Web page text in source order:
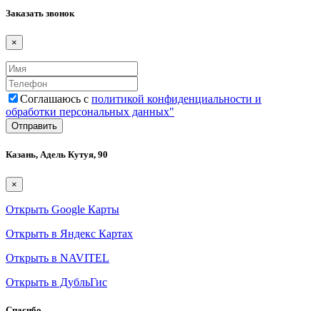
Заказать звонок
×
Соглашаюсь с политикой конфиденциальности и
обработки персональных данных"
Казань, Адель Кутуя, 90
×
Открыть Google Карты
Открыть в Яндекс Картах
Открыть в NAVITEL
Открыть в ДубльГис